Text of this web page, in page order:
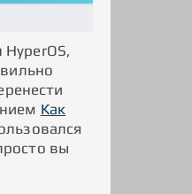
Как
вы